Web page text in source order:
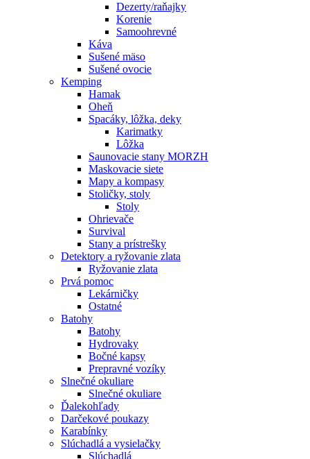
Dezerty/raňajky
Korenie
Samoohrevné
Káva
Sušené mäso
Sušené ovocie
Kemping
Hamak
Oheň
Spacáky, lôžka, deky
Karimatky
Lôžka
Saunovacie stany MORZH
Maskovacie siete
Mapy a kompasy
Stoličky, stoly
Stoly
Ohrievače
Survival
Stany a prístrešky
Detektory a ryžovanie zlata
Ryžovanie zlata
Prvá pomoc
Lekárničky
Ostatné
Batohy
Batohy
Hydrovaky
Bočné kapsy
Prepravné vozíky
Slnečné okuliare
Slnečné okuliare
Ďalekohľady
Darčekové poukazy
Karabínky
Slúchadlá a vysielačky
Slúchadlá